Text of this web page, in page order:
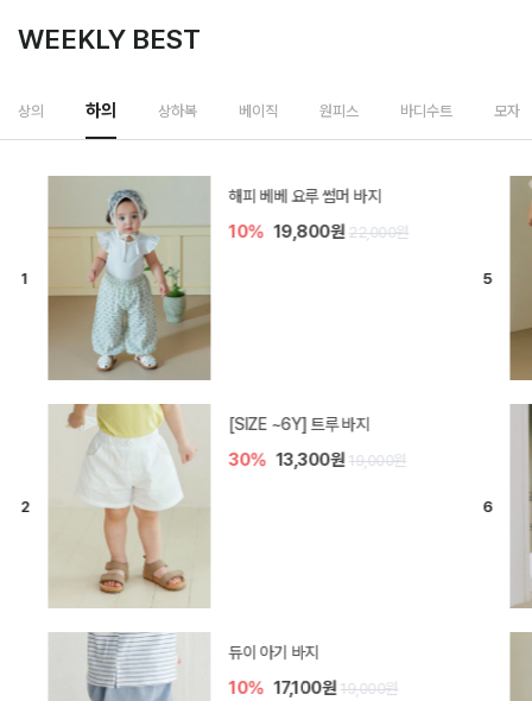
WEEKLY BEST
상의 하의 상하복 베이직 원피스 바디수트 모자
[SIZE ~6Y] 비토 와이드 데님 반바
지
카몽 5부 아기 레깅스
5% 15,200원 16,000원
[SIZE ~6Y] 델린 린넨 바지
10% 21,600원 24,000원